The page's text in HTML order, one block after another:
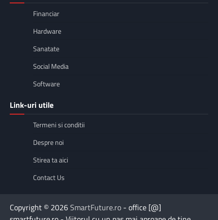
Financiar
Hardware
Sanatate
Social Media
Software
Link-uri utile
Termeni si conditii
Despre noi
Stirea ta aici
Contact Us
Copyright © 2026SmartFuture.ro - office [@]